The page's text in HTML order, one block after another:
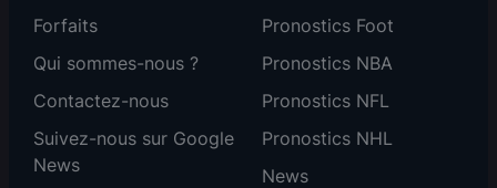
Forfaits
Qui sommes-nous ?
Contactez-nous
Suivez-nous sur Google
News
Pronostics Foot
Pronostics NBA
Pronostics NFL
Pronostics NHL
News